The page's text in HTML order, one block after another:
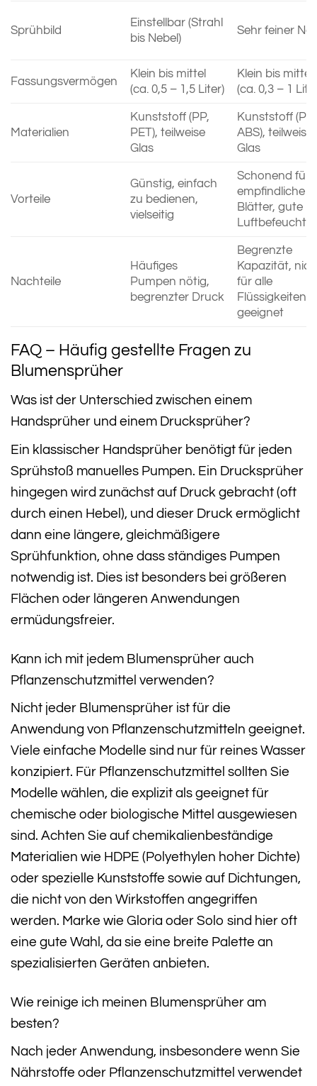
Sprühbild
Einstellbar (Strahl
bis Nebel)
Sehr feiner
Fassungsvermögen
Klein bis mittel
(ca. 0,5 – 1,5 Liter)
Klein bis mittel
(ca. 0,3 – 1
Materialien
Kunststoff (PP,
PET), teilweise
Glas
Kunststoff (PP,
ABS), teilweise
Glas
Vorteile
Günstig, einfach
zu bedienen,
vielseitig
Schonend für
empfindliche
Blätter, gute
Nachteile
Häufiges
Pumpen nötig,
begrenzter Druck
Begrenzte
Kapazität,
für alle
Flüssigkeiten
geeignet
FAQ – Häufig gestellte Fragen zu
Blumensprüher
Was ist der Unterschied zwischen einem
Handsprüher und einem Drucksprüher?
Ein klassischer Handsprüher benötigt für jeden
Sprühstoß manuelles Pumpen. Ein Drucksprüher
hingegen wird zunächst auf Druck gebracht (oft
durch einen Hebel), und dieser Druck ermöglicht
dann eine längere, gleichmäßigere
Sprühfunktion, ohne dass ständiges Pumpen
notwendig ist. Dies ist besonders bei größeren
Flächen oder längeren Anwendungen
ermüdungsfreier.
Kann ich mit jedem Blumensprüher auch
Pflanzenschutzmittel verwenden?
Nicht jeder Blumensprüher ist für die
Anwendung von Pflanzenschutzmitteln geeignet.
Viele einfache Modelle sind nur für reines Wasser
konzipiert. Für Pflanzenschutzmittel sollten Sie
Modelle wählen, die explizit als geeignet für
chemische oder biologische Mittel ausgewiesen
sind. Achten Sie auf chemikalienbeständige
Materialien wie HDPE (Polyethylen hoher Dichte)
oder spezielle Kunststoffe sowie auf Dichtungen,
die nicht von den Wirkstoffen angegriffen
werden. Marke wie Gloria oder Solo sind hier oft
eine gute Wahl, da sie eine breite Palette an
spezialisierten Geräten anbieten.
Wie reinige ich meinen Blumensprüher am
besten?
Nach jeder Anwendung, insbesondere wenn Sie
Nährstoffe oder Pflanzenschutzmittel verwendet